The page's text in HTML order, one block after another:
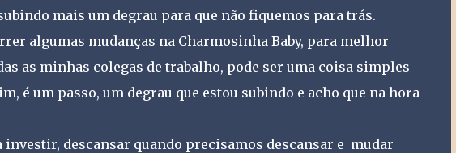
mais um degrau para que não fiquemos para trás.
algumas mudanças na Charmosinha Baby, para melhor
as minhas colegas de trabalho, pode ser uma coisa simples
é um passo, um degrau que estou subindo e acho que na hora
investir, descansar quando precisamos descansar e mudar